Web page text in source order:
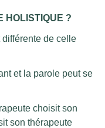
HOLISTIQUE ?
différente de celle
et la parole peut se
choisit son
son thérapeute